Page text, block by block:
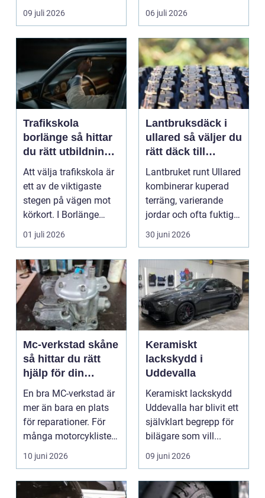
genomtänkt skrotning
09 juli 2026 06 juli 2026
Trafikskola
borlänge så hittar
du rätt utbildning
till körkortet
Att välja trafikskola är
ett av de viktigaste
stegen på vägen mot
körkort. I Borlänge
finns flera al...
01 juli 2026
Lantbruksdäck i
ullared så väljer du
rätt däck till
gårdens maskiner
Lantbruket runt Ullared
kombinerar kuperad
terräng, varierande
jordar och ofta fuktigt
väder. Valet ...
30 juni 2026
Mc-verkstad skåne
så hittar du rätt
hjälp för din
motorcykel
En bra MC-verkstad är
mer än bara en plats
för reparationer. För
många motorcyklister
handlar det om...
10 juni 2026
Keramiskt
lackskydd i
Uddevalla
Keramiskt lackskydd
Uddevalla har blivit ett
självklart begrepp för
bilägare som vill...
09 juni 2026